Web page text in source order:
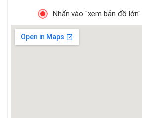
Nhấn vào "xem bản đồ